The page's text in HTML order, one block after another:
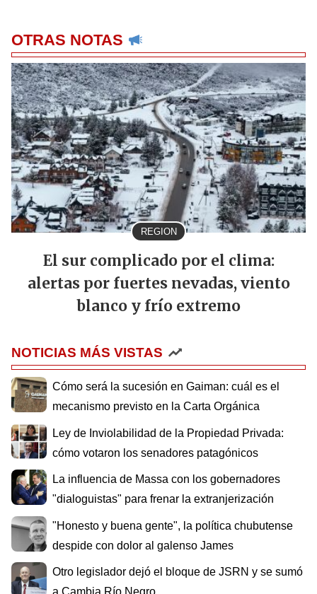
OTRAS NOTAS
REGION
El sur complicado por el clima:
alertas por fuertes nevadas, viento
blanco y frío extremo
NOTICIAS MÁS VISTAS
Cómo será la sucesión en Gaiman: cuál es el
mecanismo previsto en la Carta Orgánica
Ley de Inviolabilidad de la Propiedad Privada:
cómo votaron los senadores patagónicos
La influencia de Massa con los gobernadores
"dialoguistas" para frenar la extranjerización
"Honesto y buena gente", la política chubutense
despide con dolor al galenso James
Otro legislador dejó el bloque de JSRN y se sumó